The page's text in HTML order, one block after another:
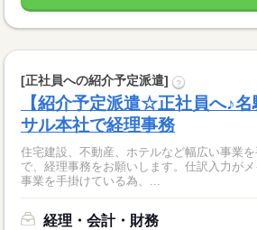
[正社員への紹介予定派遣] ?
【紹介予定派遣☆正社員へ♪
サル本社で経理事務
住宅建設、不動産、ホテルなど幅広い事業
で、経理事務をお願いします。仕訳入力が
事業を手掛けている為、...
経理・会計・財務